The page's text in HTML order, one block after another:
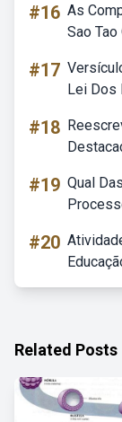
#16 As
Sao
#17
Lei Dos
#18
#19 Qual
#20
Related Posts